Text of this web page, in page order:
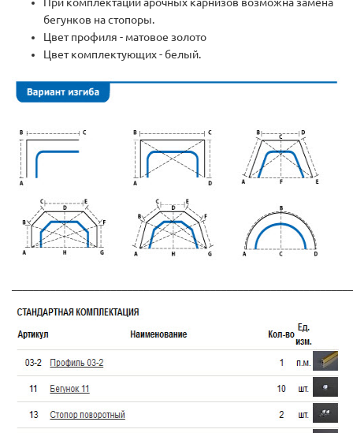
При комплектации арочных карнизов возможна замена
бегунков на стопоры.
Цвет профиля - матовое золото
Цвет комплектующих - белый.